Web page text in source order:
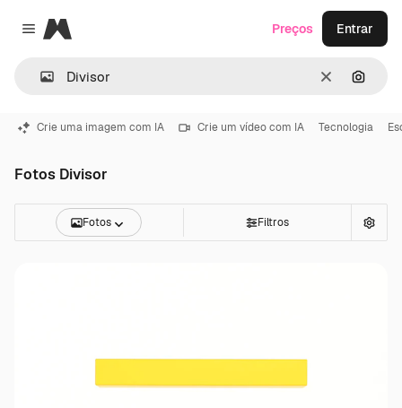
Close menu
Magnific
Limpar
Preços Entrar
Crie uma imagem com IA Crie um vídeo com IA Tecnologia
Fotos Divisor
Fotos Filtros